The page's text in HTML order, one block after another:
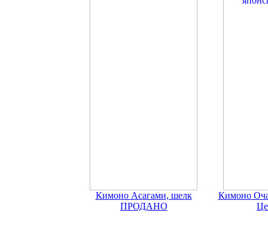
Кимоно Асагами, шелк
ПРОДАНО
Кимоно